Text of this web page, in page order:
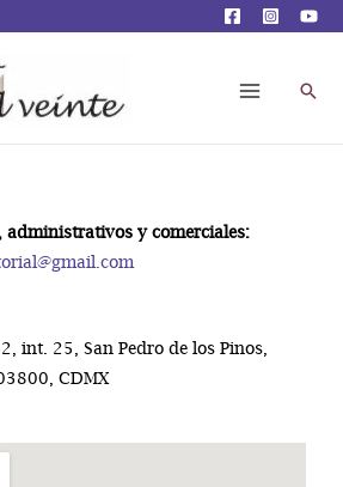
administrativos y comerciales:
int. 25, San Pedro de los Pinos,
CDMX